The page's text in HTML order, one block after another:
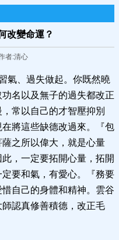
改變命運？
者:清心
氣、過失做起。你既然曉
名以及無子的過失都改正
常以自己的才智壓抑別
將這些缺德改過來。『包
之所以偉大，就是心量
，一定要拓開心量，拓開
要和氣，有愛心。『務要
自己的身體和精神。雲谷
認真修善積德，改正毛